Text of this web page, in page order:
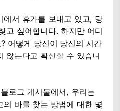
에서 휴가를 보내고 있고, 당
고 싶어합니다. 하지만 어디
어떻게 당신이 당신의 시간
않는다고 확신할 수 있습니
로그 게시물에서, 우리는
의 바를 찾는 방법에 대한 몇